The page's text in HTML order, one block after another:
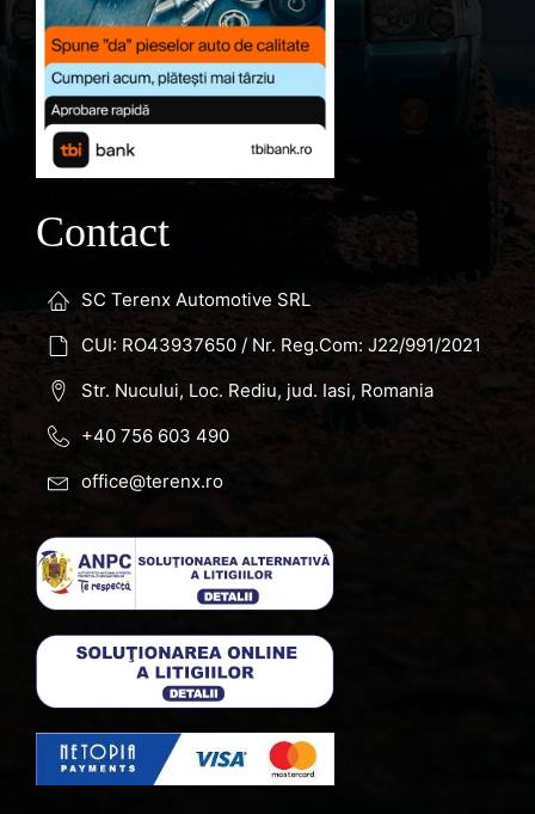
Contact
SC Terenx Automotive SRL
CUI: RO43937650 / Nr. Reg.Com: J22/991/2021
Str. Nucului, Loc. Rediu, jud. Iasi, Romania
+40 756 603 490
office@terenx.ro